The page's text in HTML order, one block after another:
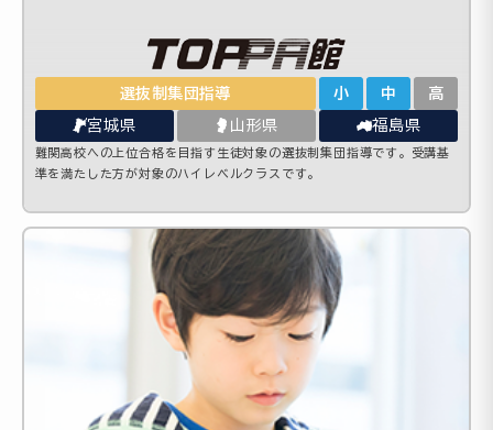
選抜制集団指導 小 中 高
宮城県 山形県 福島県
難関高校への上位合格を目指す生徒対象の選抜制集団指導です。受講基
準を満たした方が対象のハイレベルクラスです。